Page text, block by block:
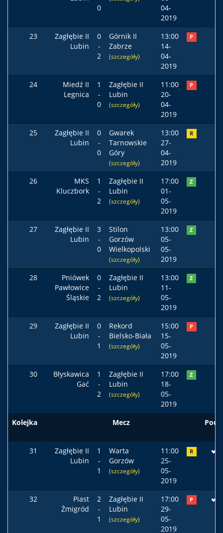
0
04-
2019
23
Zagłębie II
Lubin
0
-
2
Górnik II
Zabrze
(szczegóły)
13:00
14-
04-
2019
P
24
Miedź II
Legnica
1
-
0
Zagłębie II
Lubin
(szczegóły)
11:00
20-
04-
2019
P
25
Zagłębie II
Lubin
0
-
0
Gwarek
Tarnowskie
Góry
(szczegóły)
13:00
27-
04-
2019
R
26
MKS
Kluczbork
1
-
2
Zagłębie II
Lubin
(szczegóły)
17:00
01-
05-
2019
Z
27
Zagłębie II
Lubin
3
-
0
Stilon
Gorzów
Wielkopolski
(szczegóły)
13:00
05-
05-
2019
Z
28
Pniówek
Pawłowice
Śląskie
0
-
2
Zagłębie II
Lubin
(szczegóły)
13:00
11-
05-
2019
Z
29
Zagłębie II
Lubin
0
-
1
Rekord
Bielsko-Biała
(szczegóły)
15:00
15-
05-
2019
P
30
Błyskawica
Gać
1
-
2
Zagłębie II
Lubin
(szczegóły)
17:00
18-
05-
2019
Z
Kolejka Mecz
31
Zagłębie II
Lubin
1
-
1
Warta
Gorzów
(szczegóły)
11:00
25-
05-
2019
R
32
Piast
Żmigród
2
-
1
Zagłębie II
Lubin
(szczegóły)
17:00
29-
05-
2019
P